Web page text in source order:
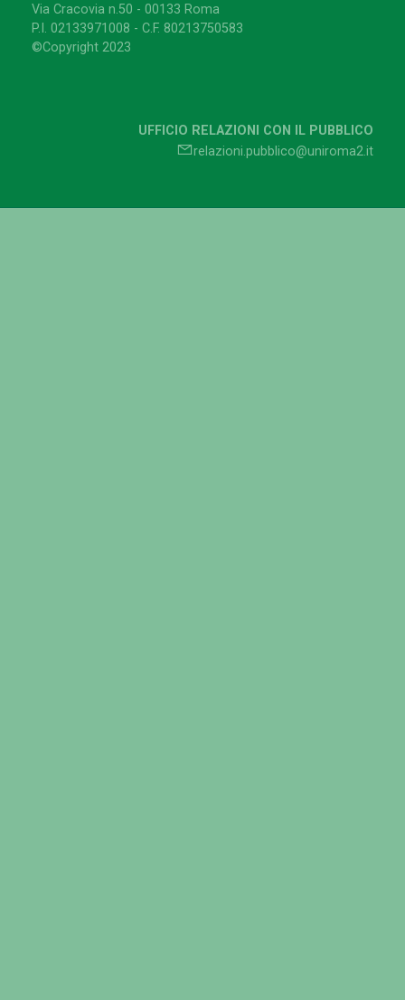
Via Cracovia n.50 - 00133 Roma
P.I. 02133971008 - C.F. 80213750583
©Copyright 2023
UFFICIO RELAZIONI CON IL PUBBLICO
relazioni.pubblico@uniroma2.it